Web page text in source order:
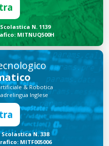
N. 1139
MITNUQ500H
& Robotica
Inglese
N. 338
MITF005006